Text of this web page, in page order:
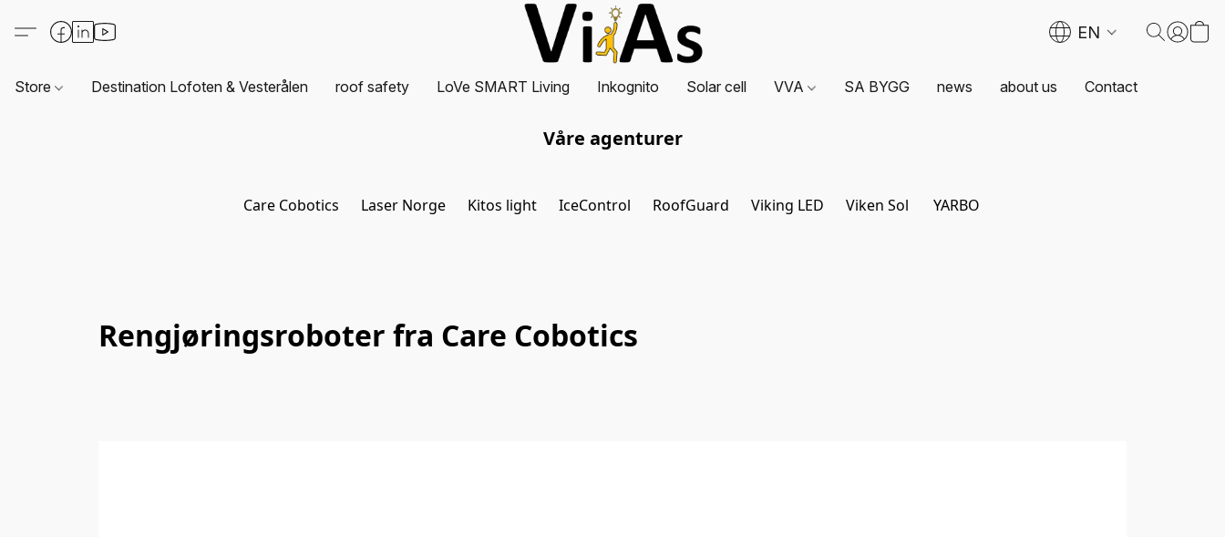
EN
Store Destination Lofoten & Vesterålen roof safety LoVe SMART Living Inkognito Solar cell VVA SA BYGG news about us Contact
Våre agenturer
Care Cobotics Laser Norge Kitos light IceControl RoofGuard Viking LED Viken Sol YARBO
Rengjøringsroboter fra Care Cobotics